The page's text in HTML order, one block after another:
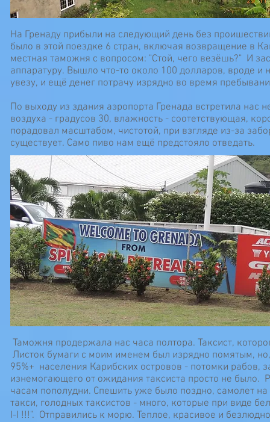
На Гренаду прибыли на следующий день без
было в этой поездке 6 стран, включая возвращение в
местная таможня с вопросом: "Стой, чего везёшь?" И
аппаратуру. Вышло что-то около 100 долларов, вроде и
увезу, и ещё денег потрачу изрядно во время
По выходу из здания аэропорта Гренада встретила
воздуха - градусов 30, влажность - соотетствующая,
порадовал масштабом, чистотой, при взгляде из-за
существует. Само пиво нам ещё предстояло отведать.
Таможня продержала нас часа полтора. Таксист,
Листок бумаги с моим именем был изрядно помятым,
95%+ населения Карибских островов - потомки
изнемогающего от ожидания таксиста просто не было.
часам пополудни. Спешить уже было поздно, самолет
такси, голодных таксистов - много, которые при виде
I-I !!!". Отправились к морю. Теплое, красивое и